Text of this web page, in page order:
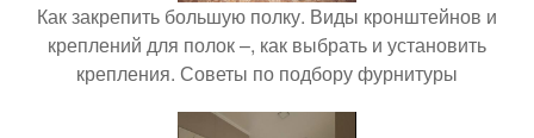
Как закрепить большую полку. Виды кронштейнов и
креплений для полок –, как выбрать и установить
крепления. Советы по подбору фурнитуры